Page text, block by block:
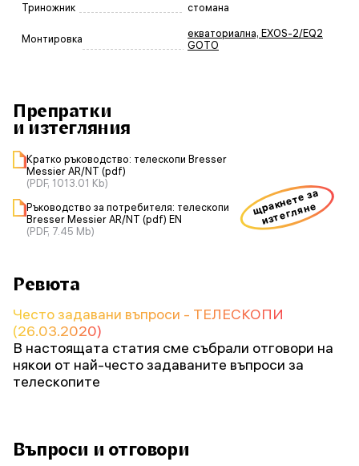
Триножник стомана
Монтировка
екваториална, EXOS-2/EQ2
GOTO
Препратки
и изтегляния
Кратко ръководство: телескопи Bresser
Messier AR/NT (pdf)
(PDF, 1013.01 Kb)
Ръководство за потребителя: телескопи
Bresser Messier AR/NT (pdf) EN
(PDF, 7.45 Mb)
щракнете за
изтегляне
Ревюта
Често задавани въпроси - ТЕЛЕСКОПИ
(26.03.2020)
В настоящата статия сме събрали отговори на
някои от най-често задаваните въпроси за
телескопите
Въпроси и отговори